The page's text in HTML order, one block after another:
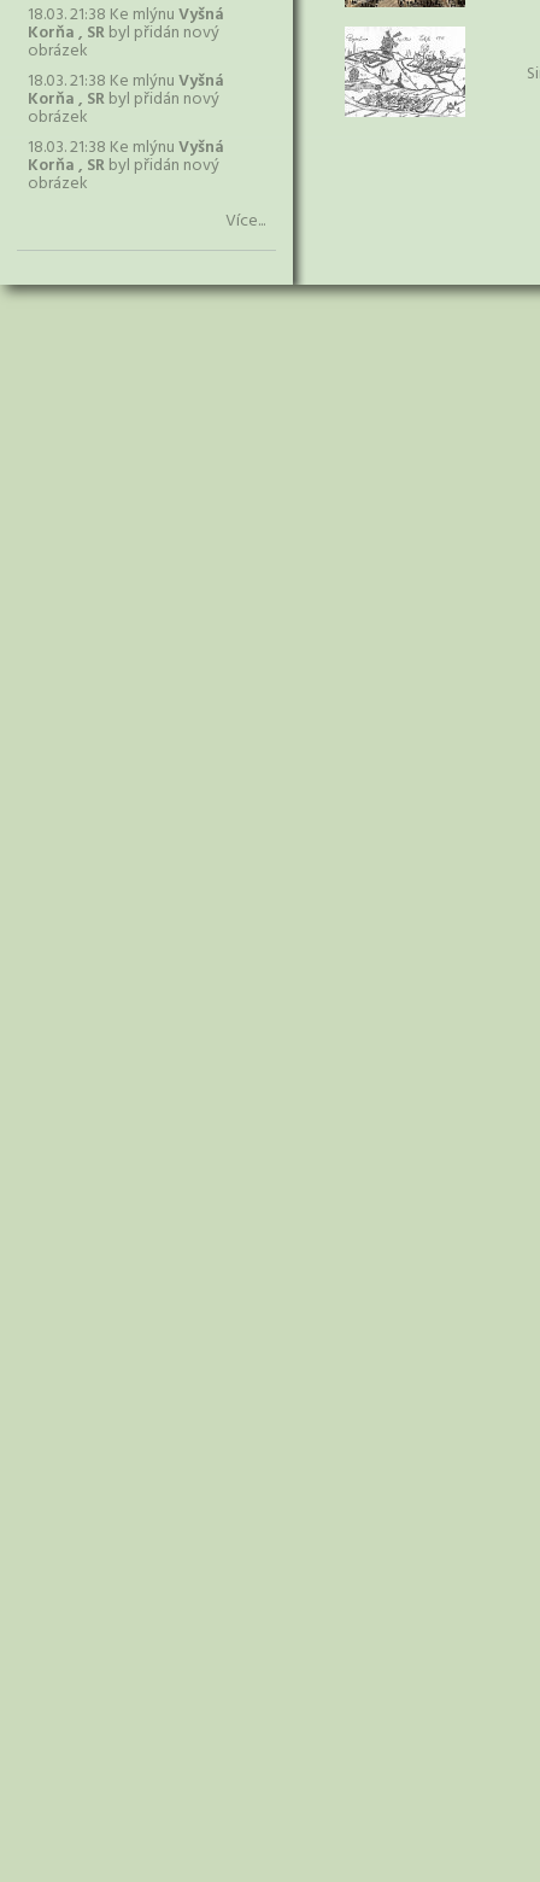
18.03. 21:38 Ke mlýnuVyšná
Korňa , SRbyl přidán nový
obrázek
18.03. 21:38 Ke mlýnuVyšná
Korňa , SRbyl přidán nový
obrázek
18.03. 21:38 Ke mlýnuVyšná
Korňa , SRbyl přidán nový
obrázek
Více...